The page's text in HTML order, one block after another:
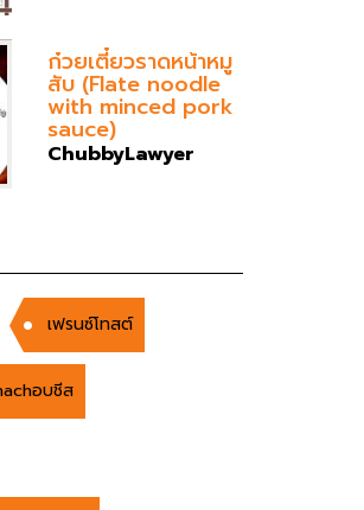
ก๋วยเตี๋ยวราดหน้าหมู
สับ (Flate noodle
with minced pork
sauce)
ChubbyLawyer
เฟรนซ์โทสต์
อบชีส